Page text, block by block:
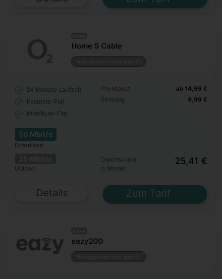
Home S Cable
24 Monate Laufzeit
Festnetz-Flat
Mobilfunk-Flat
50 Mbit/s
Download
Upload
Pro Monat
Einmalig
ab 14,99 €
9,99 €
Durchschnitt
p. Monat
25,41 €
Details Zum Tarif
eazy200